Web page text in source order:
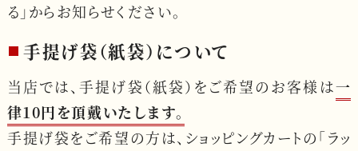
る」からお知らせください。
手提げ袋（紙袋）について
当店では、手提げ袋（紙袋）をご希望のお客様は一
律10円を頂戴いたします。
手提げ袋をご希望の方は、ショッピングカートの「ラッ